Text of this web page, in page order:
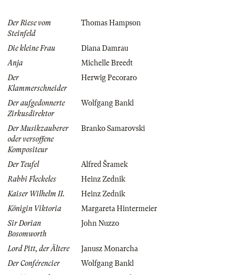
Der Riese vom
Steinfeld
Thomas Hampson
Die kleine Frau
Diana Damrau
Anja
Michelle Breedt
Der
Klammerschneider
Herwig Pecoraro
Der aufgedonnerte
Zirkusdirektor
Wolfgang Bankl
Der Musikzauberer
oder versoffene
Kompositeur
Branko Samarovski
Der Teufel
Alfred Šramek
Rabbi Fleckeles
Heinz Zednik
Kaiser Wilhelm II.
Heinz Zednik
Königin Viktoria
Margareta Hintermeier
Sir Dorian
Bosomworth
John Nuzzo
Lord Pitt, der Ältere
Janusz Monarcha
Der Conférencier
Wolfgang Bankl